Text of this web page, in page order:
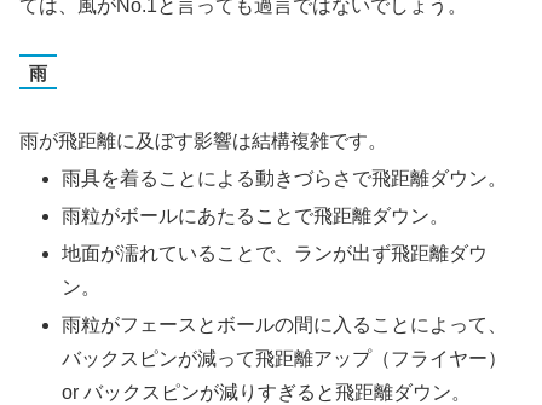
ては、風がNo.1と言っても過言ではないでしょう。
雨
雨が飛距離に及ぼす影響は結構複雑です。
雨具を着ることによる動きづらさで飛距離ダウン。
雨粒がボールにあたることで飛距離ダウン。
地面が濡れていることで、ランが出ず飛距離ダウ
ン。
雨粒がフェースとボールの間に入ることによって、
バックスピンが減って飛距離アップ（フライヤー）
or バックスピンが減りすぎると飛距離ダウン。